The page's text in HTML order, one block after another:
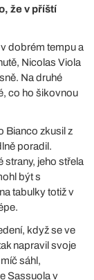
že v příští
dobrém tempu a
Nicolas Viola
Na druhé
co ho šikovnou
Bianco zkusil z
poradil.
jeho střela
být s
tabulky totiž v
když se ve
napravil svoje
sáhl,
Sassuola v